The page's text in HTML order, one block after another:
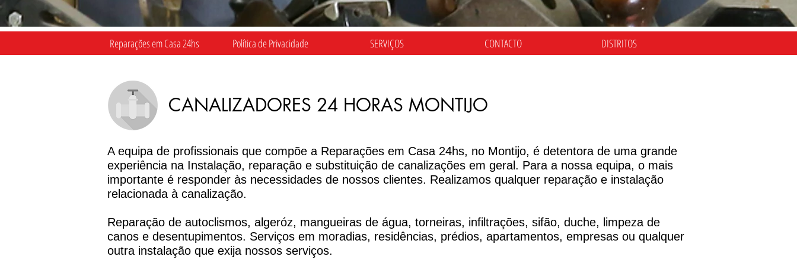
Reparações em Casa 24hs Política de Privacidade SERVIÇOS CONTACTO DISTRITOS
CANALIZADORES 24 HORAS MONTIJO
A equipa de profissionais que compõe a Reparações em Casa 24hs, no Montijo, é detentora de uma grande
experiência na Instalação, reparação e substituição de canalizações em geral. Para a nossa equipa, o mais
importante é responder às necessidades de nossos clientes. Realizamos qualquer reparação e instalação
relacionada à canalização.
Reparação de autoclismos, algeróz, mangueiras de água, torneiras, infiltrações, sifão, duche, limpeza de
canos e desentupimentos. Serviços em moradias, residências, prédios, apartamentos, empresas ou qualquer
outra instalação que exija nossos serviços.